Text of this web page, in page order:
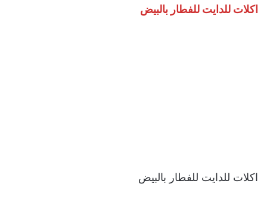
اكلات للدايت للفطار بالبيض
اكلات للدايت للفطار بالبيض